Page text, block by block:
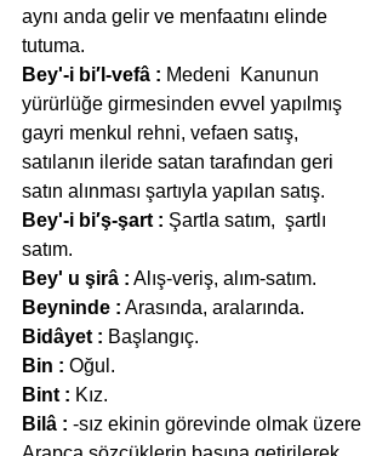
aynı anda gelir ve menfaatını elinde
tutuma.
Bey'-i bi′l-vefâ : Medeni  Kanunun
yürürlüğe girmesinden evvel yapılmış
gayri menkul rehni, vefaen satış,
satılanın ileride satan tarafından geri
satın alınması şartıyla yapılan satış.
Bey'-i bi′ş-şart : Şartla satım,  şartlı
satım.
Bey' u şirâ : Alış-veriş, alım-satım.
Beyninde : Arasında, aralarında.
Bidâyet : Başlangıç.
Bin : Oğul.
Bint : Kız.
Bilâ : -sız ekinin görevinde olmak üzere